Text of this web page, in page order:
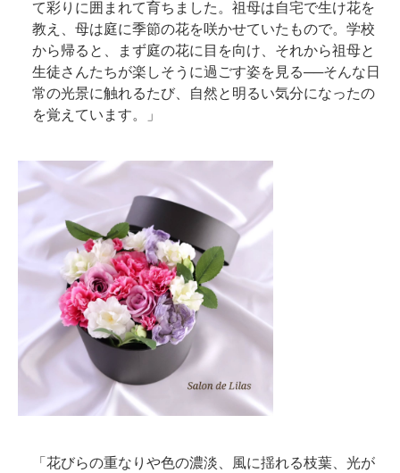
て彩りに囲まれて育ちました。祖母は自宅で生け花を
教え、母は庭に季節の花を咲かせていたもので。学校
から帰ると、まず庭の花に目を向け、それから祖母と
生徒さんたちが楽しそうに過ごす姿を見る──そんな日
常の光景に触れるたび、自然と明るい気分になったの
を覚えています。」
「花びらの重なりや色の濃淡、風に揺れる枝葉、光が